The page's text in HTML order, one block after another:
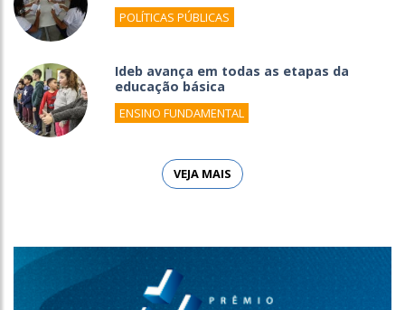
POLÍTICAS PÚBLICAS
Ideb avança em todas as etapas da
educação básica
ENSINO FUNDAMENTAL
VEJA MAIS